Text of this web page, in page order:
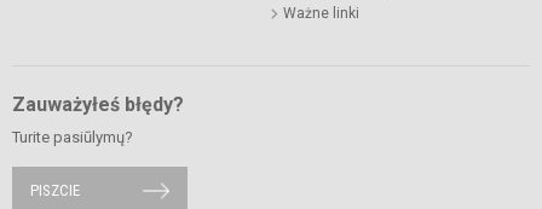
Ważne linki
Zauważyłeś błędy?
Turite pasiūlymų?
PISZCIE